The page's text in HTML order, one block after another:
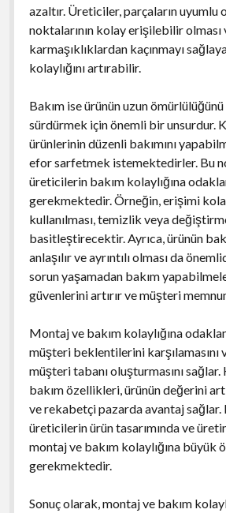
azaltır. Üreticiler, parçaların uyumlu
noktalarının kolay erişilebilir olması
karmaşıklıklardan kaçınmayı
kolaylığını artırabilir.
Bakım ise ürünün uzun ömürlülüğünü
sürdürmek için önemli bir unsurdur.
ürünlerinin düzenli bakımını
efor sarfetmek istemektedirler. Bu
üreticilerin bakım kolaylığına
gerekmektedir. Örneğin, erişimi
kullanılması, temizlik veya
basitleştirecektir. Ayrıca, ürünün
anlaşılır ve ayrıntılı olması da
sorun yaşamadan bakım
güvenlerini artırır ve müşteri
Montaj ve bakım kolaylığına
müşteri beklentilerini karşılamasını
müşteri tabanı oluşturmasını
bakım özellikleri, ürünün değerini
ve rekabetçi pazarda avantaj sağlar.
üreticilerin ürün tasarımında ve
montaj ve bakım kolaylığına büyük
gerekmektedir.
Sonuç olarak, montaj ve bakım